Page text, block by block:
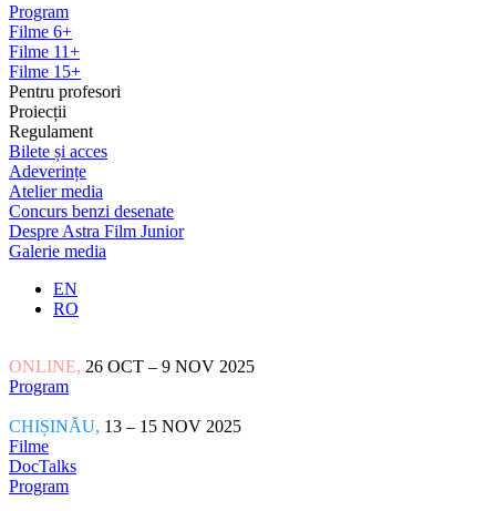
Program
Filme 6+
Filme 11+
Filme 15+
Pentru profesori
Proiecții
Regulament
Bilete și acces
Adeverințe
Atelier media
Concurs benzi desenate
Despre Astra Film Junior
Galerie media
EN
RO
ONLINE, 26 OCT – 9 NOV 2025
Program
CHIȘINĂU, 13 – 15 NOV 2025
Filme
DocTalks
Program